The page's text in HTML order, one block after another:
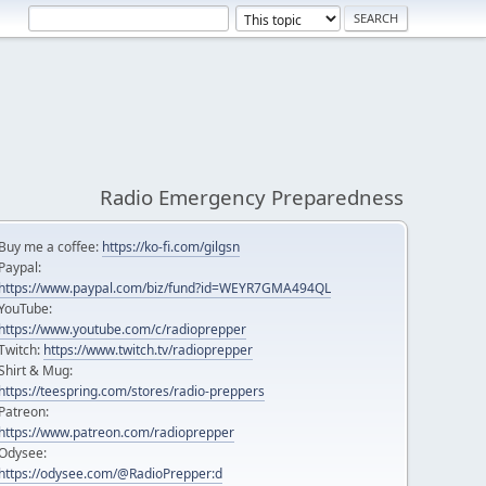
Radio Emergency Preparedness
Buy me a coffee: https://ko-fi.com/gilgsn
Paypal:
https://www.paypal.com/biz/fund?id=WEYR7GMA494QL
https://www.youtube.com/c/radioprepper
https://www.twitch.tv/radioprepper
& Mug:
https://teespring.com/stores/radio-preppers
Patreon:
https://www.patreon.com/radioprepper
https://odysee.com/@RadioPrepper:d